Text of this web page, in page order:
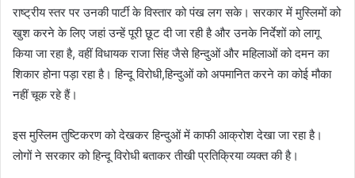
राष्ट्रीय स्तर पर उनकी पार्टी के विस्तार को पंख लग सके। सरकार में मुस्लिमों को
खुश करने के लिए जहां उन्हें पूरी छूट दी जा रही है और उनके निर्देशों को लागू
किया जा रहा है, वहीं विधायक राजा सिंह जैसे हिन्दुओं और महिलाओं को दमन का
शिकार होना पड़ा रहा है। हिन्दू विरोधी,हिन्दुओं को अपमानित करने का कोई मौका
नहीं चूक रहे हैं।
इस मुस्लिम तुष्टिकरण को देखकर हिन्दुओं में काफी आक्रोश देखा जा रहा है।
लोगों ने सरकार को हिन्दू विरोधी बताकर तीखी प्रतिक्रिया व्यक्त की है।